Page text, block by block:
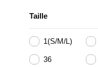
Taille
1(S/M/L)
36